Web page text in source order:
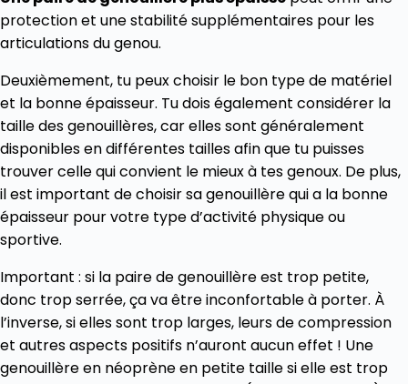
protection et une stabilité supplémentaires pour les
articulations du genou.
Deuxièmement, tu peux choisir le bon type de matériel
et la bonne épaisseur. Tu dois également considérer la
taille des genouillères, car elles sont généralement
disponibles en différentes tailles afin que tu puisses
trouver celle qui convient le mieux à tes genoux. De plus,
il est important de choisir sa genouillère qui a la bonne
épaisseur pour votre type d’activité physique ou
sportive.
Important : si la paire de genouillère est trop petite,
donc trop serrée, ça va être inconfortable à porter. À
l’inverse, si elles sont trop larges, leurs de compression
et autres aspects positifs n’auront aucun effet ! Une
genouillère en néoprène en petite taille si elle est trop